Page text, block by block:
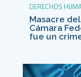
DERECHOS
Masacre
Cámara
fue un